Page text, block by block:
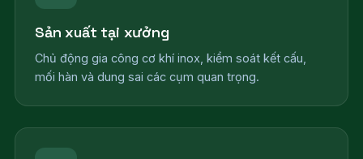
Sản xuất tại xưởng
Chủ động gia công cơ khí inox, kiểm soát kết cấu,
mối hàn và dung sai các cụm quan trọng.